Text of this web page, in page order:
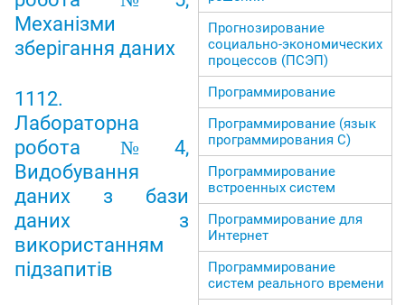
Механізми
зберігання даних
1112.
Лабораторна
робота №4,
Видобування
даних з бази
даних з
використанням
підзапитів
Прогнозирование
социально-экономических
процессов (ПСЭП)
Программирование
Программирование (язык
программирования С)
Программирование
встроенных систем
Программирование для
Интернет
Программирование
систем реального времени